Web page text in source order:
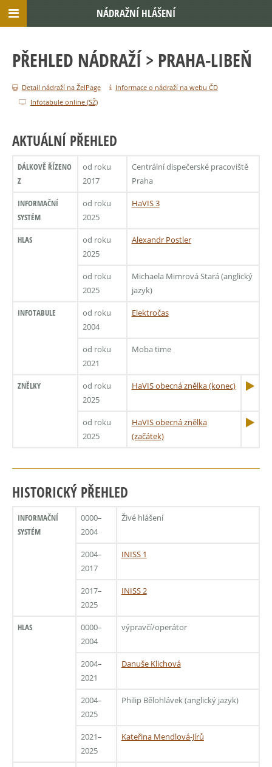
PŘEHLED NÁDRAŽÍ > PRAHA-LIBEŇ
Detail nádraží na ŽelPage
Informace o nádraží na webu ČD
Infotabule online (SŽ)
AKTUÁLNÍ PŘEHLED
DÁLKOVĚ ŘÍZENO
Z
od roku
2017
Centrální dispečerské pracoviště
Praha
INFORMAČNÍ
SYSTÉM
od roku
2025
HaVIS 3
HLAS
od roku
2025
Alexandr Postler
od roku
2025
Michaela Mimrová Stará (anglický
jazyk)
INFOTABULE
od roku
2004
Elektročas
od roku
2021
Moba time
ZNĚLKY
od roku
2025
HaVIS obecná znělka (konec)
od roku
2025
HaVIS obecná znělka
(začátek)
HISTORICKÝ PŘEHLED
INFORMAČNÍ
SYSTÉM
0000–
2004
Živé hlášení
2004–
2017
INISS 1
2017–
2025
INISS 2
HLAS
0000–
2004
výpravčí/operátor
2004–
2021
Danuše Klichová
2004–
2025
Philip Bělohlávek (anglický jazyk)
2021–
2025
Kateřina Mendlová-Jírů
NÁDRAŽNÍ HLÁŠENÍ